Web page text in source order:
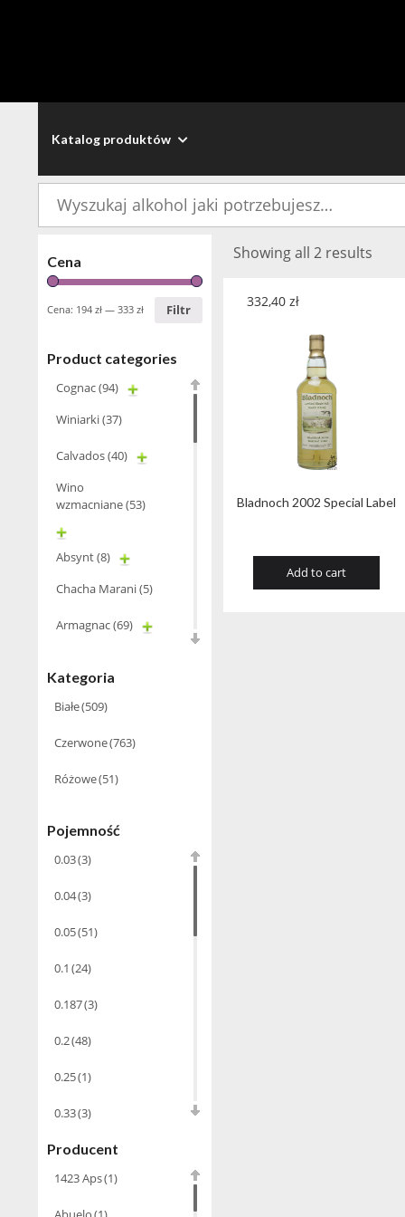
Katalog produktów
Cena
Filtr
Cena: 194 zł — 333 zł
Product categories
Cognac(94)
Winiarki(37)
Calvados(40)
Wino
wzmacniane(53)
Absynt(8)
Chacha Marani(5)
Armagnac(69)
Pastis(3)
Tequila (26)
Brandy (97)
Rocznikowe
Cachaca
Pisco(4)
Bourbon
Piwo (10)
Nalewka
Alkohole
Kategoria
Białe(509)
Czerwone(763)
Różowe(51)
Pojemność
0.03(3)
0.04(3)
0.05(51)
0.1 (24)
0.187(3)
0.2(48)
0.25(1)
0.33(3)
0.35(53)
0.375 (28)
Producent
1423 Aps(1)
Showing all 2 results
Bladnoch 2002 Special Label
332,40 zł
Add to cart